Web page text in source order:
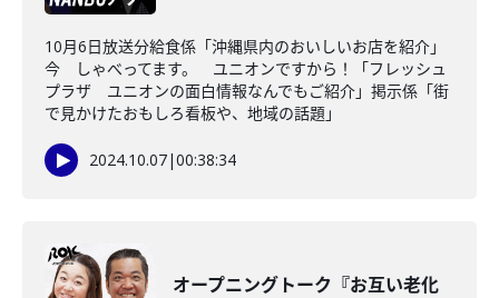
10月6日放送分給食係「沖縄県内のおいしいお店を紹介」
今 しゃべってます。 ユニオンですから！「フレッシュ
プラザ ユニオンの面白情報なんでもご紹介」掲示係「街
で見かけたおもしろ看板や、地域の話題」
2024.10.07|00:38:34
オープニングトーク『お互い老化